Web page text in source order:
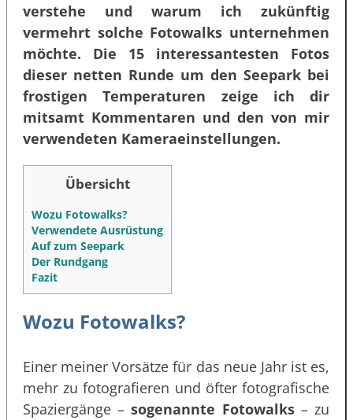
verstehe und warum ich zukünftig
vermehrt solche Fotowalks unternehmen
möchte. Die 15 interessantesten Fotos
dieser netten Runde um den Seepark bei
frostigen Temperaturen zeige ich dir
mitsamt Kommentaren und den von mir
verwendeten Kameraeinstellungen.
Übersicht
Wozu Fotowalks?
Verwendete Ausrüstung
Auf zum Seepark
Der Rundgang
Fazit
Wozu Fotowalks?
Einer meiner Vorsätze für das neue Jahr ist es,
mehr zu fotografieren und öfter fotografische
Spaziergänge –sogenannte Fotowalks– zu